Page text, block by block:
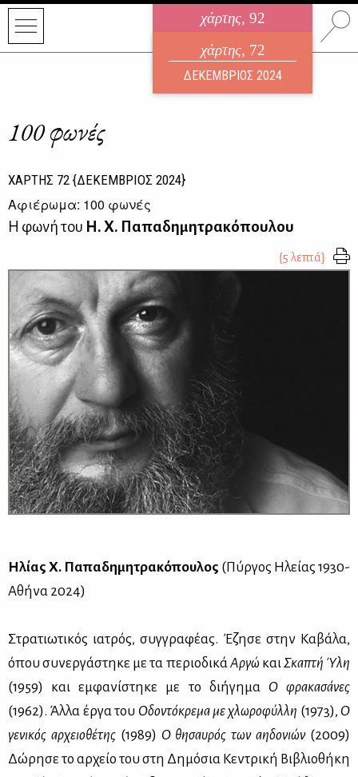
χάρτης, 92
ηλεκτρονικό περιοδικό
ΑΥΓΟΥΣΤΟΣ 2026
χάρτης, 72
ΔΕΚΕΜΒΡΙΟΣ 2024
100 φωνές
ΧΑΡΤΗΣ 72 {ΔΕΚΕΜΒΡΙΟΣ 2024}
Αφιέρωμα: 100 φωνές
Η φωνή του Η. Χ. Παπαδημητρακόπουλου
{5 λεπτά}
Ηλί­ας Χ. Πα­πα­δη­μη­τρα­κό­που­λος (Πύρ­γος Ηλεί­ας 1930-
Αθή­να 2024)
Στρα­τιω­τι­κός ια­τρός, συγ­γρα­φέ­ας. Έζη­σε στην Κα­βά­λα,
όπου συ­νερ­γά­στη­κε με τα πε­ριο­δι­κά Αρ­γώ καιΣκα­πτή Ύλη
(1959) και εμ­φα­νί­στη­κε με το δι­ή­γη­μα Ο φρα­κα­σά­νες
(1962). Άλ­λα έρ­γα του Οδο­ντό­κρε­μα με χλω­ρο­φύλ­λη (1973), Ο
γε­νι­κός αρ­χειο­θέ­της(1989) Ο θη­σαυ­ρός των αη­δο­νιών(2009)
Δώ­ρη­σε το αρ­χείο του στη Δη­μό­σια Κε­ντρι­κή Βι­βλιο­θή­κη